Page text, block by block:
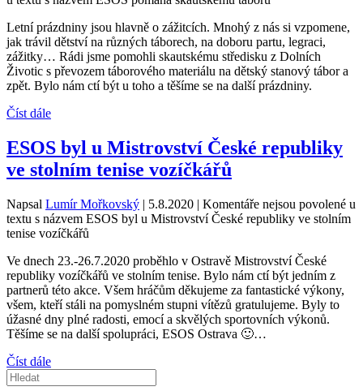
Letní prázdniny jsou hlavně o zážitcích. Mnohý z nás si vzpomene,
jak trávil dětství na různých táborech, na doboru partu, legraci,
zážitky… Rádi jsme pomohli skautskému středisku z Dolních
Životic s převozem táborového materiálu na dětský stanový tábor a
zpět. Bylo nám ctí být u toho a těšíme se na další prázdniny.
Číst dále
ESOS byl u Mistrovství České republiky
ve stolním tenise vozíčkářů
Napsal Lumír Mořkovský | 5.8.2020 | Komentáře nejsou povolené u
textu s názvem ESOS byl u Mistrovství České republiky ve stolním
tenise vozíčkářů
Ve dnech 23.-26.7.2020 proběhlo v Ostravě Mistrovství České
republiky vozíčkářů ve stolním tenise. Bylo nám ctí být jedním z
partnerů této akce. Všem hráčům děkujeme za fantastické výkony,
všem, kteří stáli na pomyslném stupni vítězů gratulujeme. Byly to
úžasné dny plné radosti, emocí a skvělých sportovních výkonů.
Těšíme se na další spolupráci, ESOS Ostrava 🙂…
Číst dále